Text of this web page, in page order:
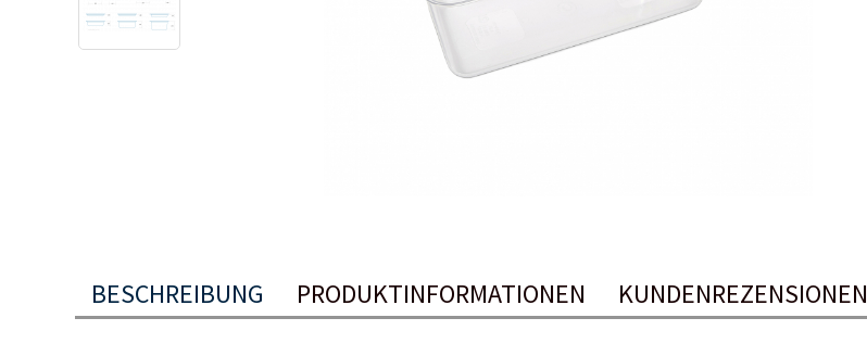
BESCHREIBUNG PRODUKTINFORMATIONEN KUNDENREZENSIONEN